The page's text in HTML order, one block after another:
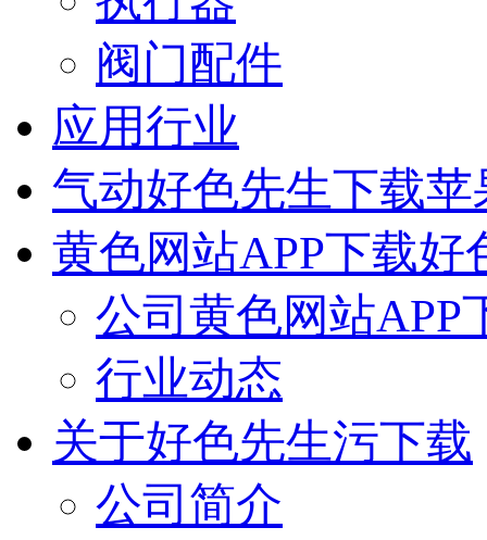
阀门配件
应用行业
气动好色先生下载
黄色网站APP下载好
公司黄色网站APP
行业动态
关于好色先生污下载
公司简介